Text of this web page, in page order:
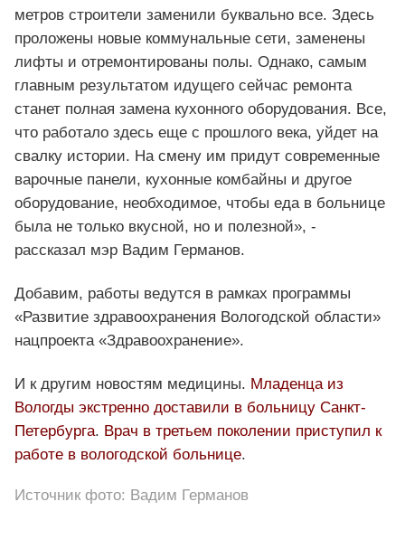
метров строители заменили буквально все. Здесь
проложены новые коммунальные сети, заменены
лифты и отремонтированы полы. Однако, самым
главным результатом идущего сейчас ремонта
станет полная замена кухонного оборудования. Все,
что работало здесь еще с прошлого века, уйдет на
свалку истории. На смену им придут современные
варочные панели, кухонные комбайны и другое
оборудование, необходимое, чтобы еда в больнице
была не только вкусной, но и полезной», -
рассказал мэр Вадим Германов.
Добавим, работы ведутся в рамках программы
«Развитие здравоохранения Вологодской области»
нацпроекта «Здравоохранение».
И к другим новостям медицины. Младенца из
Вологды экстренно доставили в больницу Санкт-
Петербурга. Врач в третьем поколении приступил к
работе в вологодской больнице.
Источник фото: Вадим Германов